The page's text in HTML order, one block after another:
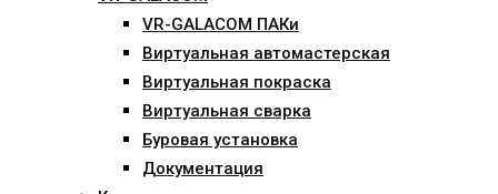
VR-GALACOM ПАКи
Виртуальная автомастерская
Виртуальная покраска
Виртуальная сварка
Буровая установка
Документация